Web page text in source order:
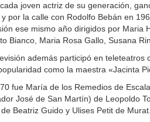
joven actriz de su generación,
y por la calle con Rodolfo Bebán en
ese mismo año dirigidos por Maria
Bianco, Maria Rosa Gallo, Susana
además participó en
como la maestra «Jacinta
fue María de los Remedios de
José de San Martín) de Leopoldo
Beatriz Guido y Ulises Petit de Murat.